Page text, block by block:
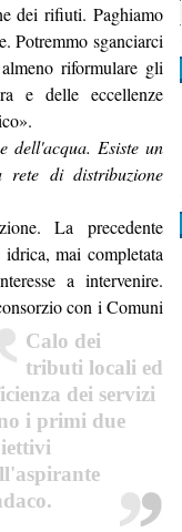
dei rifiuti. Paghiamo
Potremmo sganciarci
riformulare gli
e delle eccellenze
dell'acqua. Esiste un
rete di distribuzione
La precedente
mai completata
a intervenire.
con i
Calo dei
tributi locali ed
dei servizi
i primi due
Comuni